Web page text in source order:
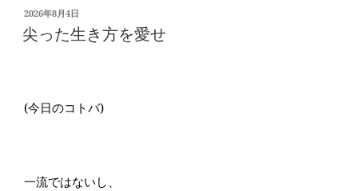
投
稿
日:
2026年8月4日
尖った生き方を愛せ
(今日のコトバ)
一流ではないし、